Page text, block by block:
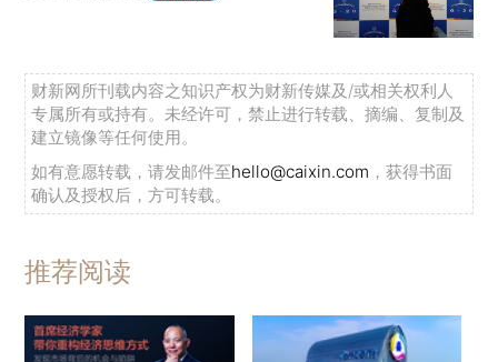
财新网所刊载内容之知识产权为财新传媒及/或相关权利人
专属所有或持有。未经许可，禁止进行转载、摘编、复制及
建立镜像等任何使用。
如有意愿转载，请发邮件至hello@caixin.com ，获得书面
确认及授权后，方可转载。
推荐阅读